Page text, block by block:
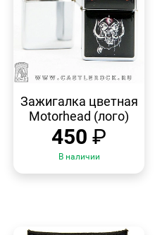
ПРОСМОТР
Зажигалка цветная
Motorhead (лого)
450 ₽
В наличии